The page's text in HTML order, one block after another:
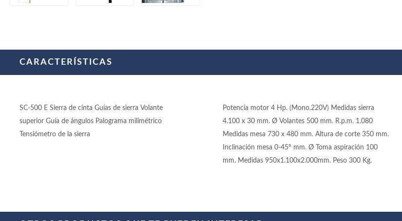
CARACTERÍSTICAS
SC-500 E Sierra de cinta Guías de sierra Volante
superior Guía de ángulos Palograma milimétrico
Tensiómetro de la sierra
Potencia motor 4 Hp. (Mono.220V) Medidas sierra
4.100 x 30 mm. Ø Volantes 500 mm. R.p.m. 1.080
Medidas mesa 730 x 480 mm. Altura de corte 350 mm.
Inclinación mesa 0-45º mm. Ø Toma aspiración 100
mm. Medidas 950x1.100x2.000mm. Peso 300 Kg.